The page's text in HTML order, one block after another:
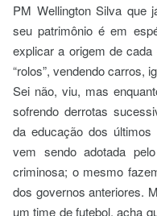
PM Wellington Silva que
seu patrimônio é em
explicar a origem de
“rolos”, vendendo carros,
Sei não, viu, mas
sofrendo derrotas
da educação dos
vem sendo adotada
criminosa; o mesmo
dos governos anteriores.
um time de futebol, acha